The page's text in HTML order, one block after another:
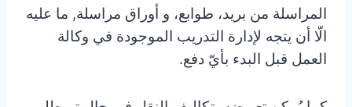
المراسلة من بريد، طوابع، و أوراق مراسلة, ما عليه
الّا أن يتجه لإدارة التدريب الموجودة في وكالة
العمل قبل البدء بأيّ دفع.